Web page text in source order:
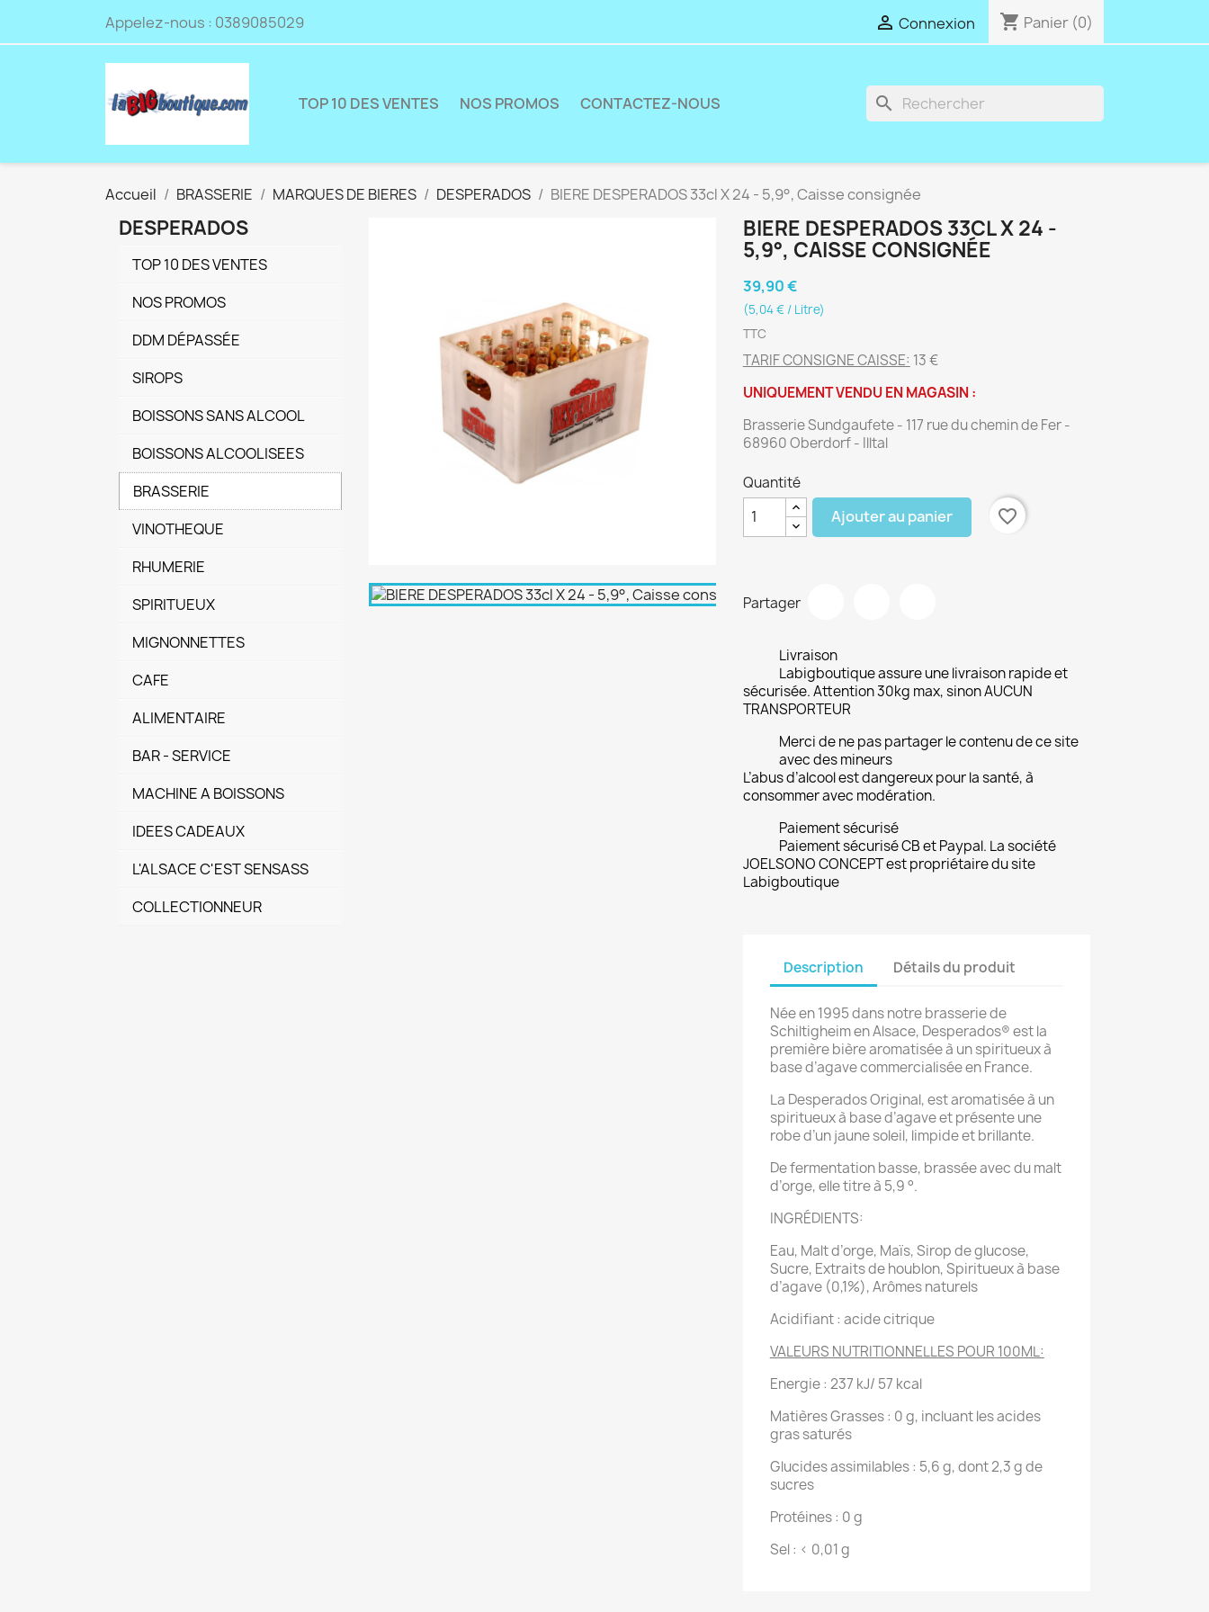
Appelez-nous : 0389085029  Connexion shopping_cart Panier (0)
TOP 10 DES VENTES NOS PROMOS CONTACTEZ-NOUS search
Accueil BRASSERIE MARQUES DE BIERES DESPERADOS BIERE DESPERADOS 33cl X 24 - 5,9°, Caisse consignée
DESPERADOS
TOP 10 DES VENTES
NOS PROMOS
DDM DÉPASSÉE
SIROPS
BOISSONS SANS ALCOOL
BOISSONS ALCOOLISEES
BRASSERIE
VINOTHEQUE
RHUMERIE
SPIRITUEUX
MIGNONNETTES
CAFE
ALIMENTAIRE
BAR - SERVICE
MACHINE A BOISSONS
IDEES CADEAUX
L'ALSACE C'EST SENSASS
COLLECTIONNEUR
BIERE DESPERADOS 33CL X 24 -
5,9°, CAISSE CONSIGNÉE
39,90 €
(5,04 € / Litre)
TTC
TARIF CONSIGNE CAISSE: 13 €
UNIQUEMENT VENDU EN MAGASIN :
Brasserie Sundgaufete - 117 rue du chemin de Fer -
68960 Oberdorf - Illtal
Quantité
Ajouter au panier favorite_border
Partager
Livraison
Labigboutique assure une livraison rapide et
sécurisée. Attention 30kg max, sinon AUCUN
TRANSPORTEUR
Merci de ne pas partager le contenu de ce site
avec des mineurs
L’abus d’alcool est dangereux pour la santé, à
consommer avec modération.
Paiement sécurisé
Paiement sécurisé CB et Paypal. La société
JOELSONO CONCEPT est propriétaire du site
Labigboutique
Description Détails du produit
Née en 1995 dans notre brasserie de
Schiltigheim en Alsace, Desperados® est la
première bière aromatisée à un spiritueux à
base d’agave commercialisée en France.
La Desperados Original, est aromatisée à un
spiritueux à base d’agave et présente une
robe d’un jaune soleil, limpide et brillante.
De fermentation basse, brassée avec du malt
d’orge, elle titre à 5,9 °.
INGRÉDIENTS:
Eau, Malt d’orge, Maïs, Sirop de glucose,
Sucre, Extraits de houblon, Spiritueux à base
d’agave (0,1%), Arômes naturels
Acidifiant : acide citrique
VALEURS NUTRITIONNELLES POUR 100ML:
Energie : 237 kJ/ 57 kcal
Matières Grasses : 0 g, incluant les acides
gras saturés
Glucides assimilables : 5,6 g, dont 2,3 g de
sucres
Protéines : 0 g
Sel : < 0,01 g